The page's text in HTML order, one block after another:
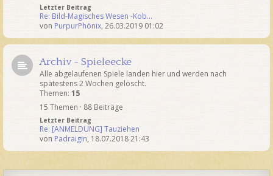
Letzter Beitrag
Re: Bild-Magisches Wesen -Kob…
von PurpurPhönix, 26.03.2019 01:02
Archiv - Spieleecke
Alle abgelaufenen Spiele landen hier und werden nach
spätestens 2 Wochen gelöscht.
Themen: 15
15 Themen · 88 Beiträge
Letzter Beitrag
Re: [ANMELDUNG] Tauziehen
von Padraigin, 18.07.2018 21:43